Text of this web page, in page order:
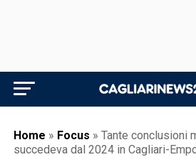
Home » Focus » Tante conclusioni
succedeva dal 2024 in Cagliari-